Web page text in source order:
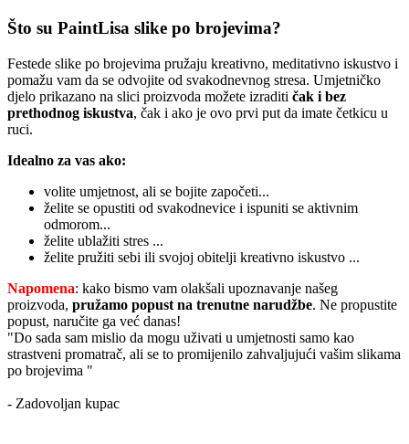
Što su PaintLisa slike po brojevima?
Festede slike po brojevima pružaju kreativno, meditativno iskustvo i
pomažu vam da se odvojite od svakodnevnog stresa. Umjetničko
djelo prikazano na slici proizvoda možete izraditi čak i bez
prethodnog iskustva, čak i ako je ovo prvi put da imate četkicu u
ruci.
Idealno za vas ako:
volite umjetnost, ali se bojite započeti...
želite se opustiti od svakodnevice i ispuniti se aktivnim
odmorom...
želite ublažiti stres ...
želite pružiti sebi ili svojoj obitelji kreativno iskustvo ...
Napomena: kako bismo vam olakšali upoznavanje našeg
proizvoda, pružamo popust na trenutne narudžbe. Ne propustite
popust, naručite ga već danas!
"Do sada sam mislio da mogu uživati u umjetnosti samo kao
strastveni promatrač, ali se to promijenilo zahvaljujući vašim slikama
po brojevima "
- Zadovoljan kupac